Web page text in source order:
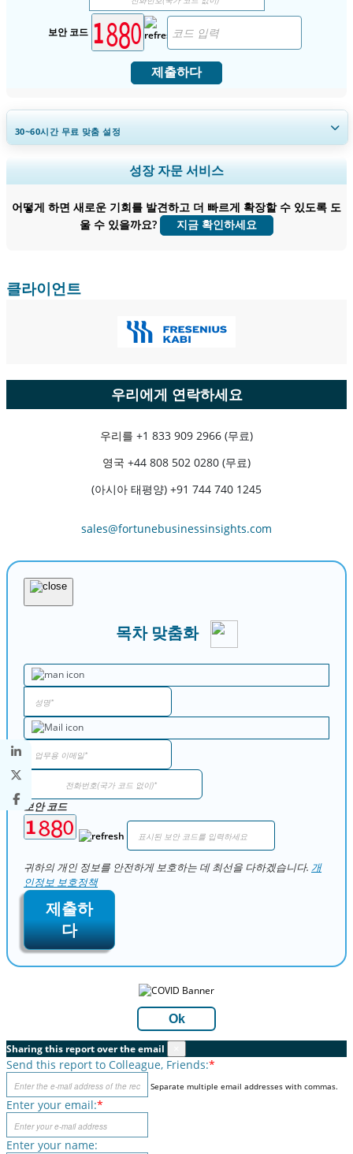
보안 코드
제출하다
30~60시간무료 맞춤 설정
지역 및 국가 범위 확장, 세그먼트 분석, 기업 프로필, 경쟁 벤치마킹, 및 최
종 사용자 인사이트.
지금 맞춤 설정
성장 자문 서비스
어떻게 하면 새로운 기회를 발견하고 더 빠르게 확장할 수 있도록 도
울 수 있을까요?
지금 확인하세요
클라이언트
우리에게 연락하세요
우리를 +1 833 909 2966 (무료)
영국 +44 808 502 0280 (무료)
(아시아 태평양) +91 744 740 1245
sales@fortunebusinessinsights.com
목차 맞춤화
보안 코드
귀하의 개인 정보를 안전하게 보호하는 데 최선을 다하겠습니다. 개
인정보 보호정책
제출하
다
Ok
Sharing this report over the email
Send this report to Colleague, Friends:*
Separate multiple email addresses with commas.
Enter your email:*
Enter your name: